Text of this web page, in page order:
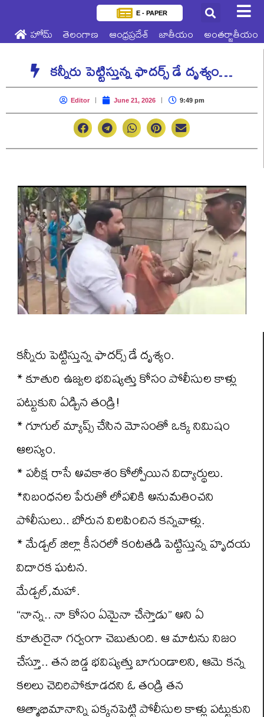
E - PAPER
హోమ్ తెలంగాణ ఆంధ్రప్రదేశ్ జాతీయం అంతర్జాతీయం
కన్నీరు పెట్టిస్తున్న ఫాదర్స్ డే దృశ్యం…
Editor June 21, 2026 9:49 pm
కన్నీరు పెట్టిస్తున్న ఫాదర్స్ డే దృశ్యం.
* కూతురి ఉజ్వల భవిష్యత్తు కోసం పోలీసుల కాళ్లు
పట్టుకుని ఏడ్చిన తండ్రి!
* గూగుల్ మ్యాప్స్ చేసిన మోసంతో ఒక్క నిమిషం
ఆలస్యం.
* పరీక్ష రాసే అవకాశం కోల్పోయిన విద్యార్థులు.
*నిబంధనల పేరుతో లోపలికి అనుమతించని
పోలీసులు.. బోరున విలపించిన కన్నవాళ్లు.
* మేడ్చల్ జిల్లా కీసరలో కంటతడి పెట్టిస్తున్న హృదయ
విదారక ఘటన.
మేడ్చల్,మహా.
“నాన్న.. నా కోసం ఏమైనా చేస్తాడు” అని ఏ
కూతురైనా గర్వంగా చెబుతుంది. ఆ మాటను నిజం
చేస్తూ.. తన బిడ్డ భవిష్యత్తు బాగుండాలని, ఆమె కన్న
కలలు చెదిరిపోకూడదని ఓ తండ్రి తన
ఆత్మాభిమానాన్ని పక్కనపెట్టి పోలీసుల కాళ్లు పట్టుకుని